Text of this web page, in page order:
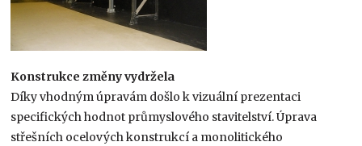
Konstrukce změny vydržela
Díky vhodným úpravám došlo k vizuální prezentaci
specifických hodnot průmyslového stavitelství. Úprava
střešních ocelových konstrukcí a monolitického